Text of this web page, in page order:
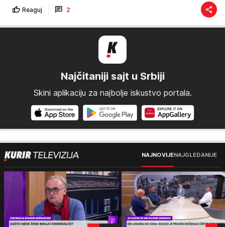
Reaguj 2
Najčitaniji sajt u Srbiji
Skini aplikaciju za najbolje iskustvo portala.
NAJNOVIJENAJGLEDANIJE